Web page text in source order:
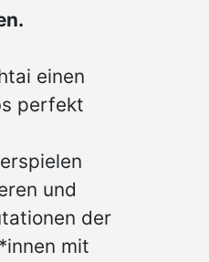
einen
perfekt
und
der
mit